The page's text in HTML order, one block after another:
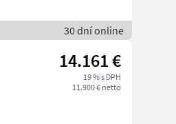
30 dní online
14.161 €
19 % s DPH
11.900 € netto